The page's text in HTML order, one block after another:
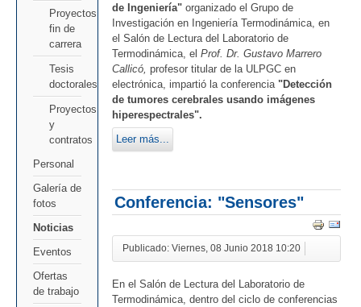
Proyectos
fin de
carrera
Tesis
doctorales
Proyectos
y
contratos
Personal
Galería de
fotos
Noticias
Eventos
Ofertas
de trabajo
de Ingeniería"organizado el Grupo de
Investigación en Ingeniería Termodinámica, en
el Salón de Lectura del Laboratorio de
Termodinámica, elProf. Dr. Gustavo Marrero
Callicó, profesor titular de la ULPGC en
electrónica, impartió la conferencia "Detección
de tumores cerebrales usando imágenes
hiperespectrales".
Leer más...
Conferencia: "Sensores"
Publicado: Viernes, 08 Junio 2018 10:20
En el Salón de Lectura del Laboratorio de
Termodinámica, dentro del ciclo de conferencias